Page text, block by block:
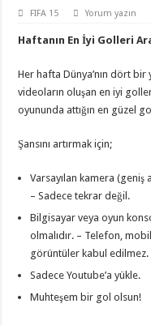
FIFA 15 Yorum yazın
Haftanın En İyi Golleri
Her hafta Dünya’nın dört bir
videoların oluşan en iyi
oyununda attığın en güzel
Şansını artırmak için;
Varsayılan kamera
– Sadece tekrar değil.
Bilgisayar veya oyun
olmalıdır. – Telefon,
görüntüler kabul edilmez.
Sadece Youtube’a yükle.
Muhteşem bir gol olsun!